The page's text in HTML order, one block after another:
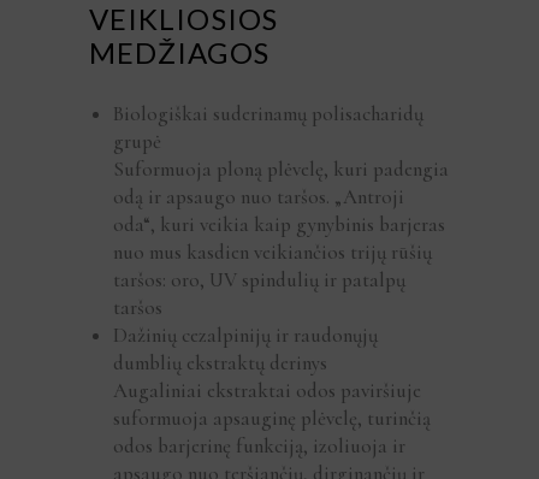
VEIKLIOSIOS
MEDŽIAGOS
Biologiškai suderinamų polisacharidų
grupė
Suformuoja ploną plėvelę, kuri padengia
odą ir apsaugo nuo taršos. „Antroji
oda“, kuri veikia kaip gynybinis barjeras
nuo mus kasdien veikiančios trijų rūšių
taršos: oro, UV spindulių ir patalpų
taršos
Dažinių cezalpinijų ir raudonųjų
dumblių ekstraktų derinys
Augaliniai ekstraktai odos paviršiuje
suformuoja apsauginę plėvelę, turinčią
odos barjerinę funkciją, izoliuoja ir
apsaugo nuo teršiančių, dirginančių ir